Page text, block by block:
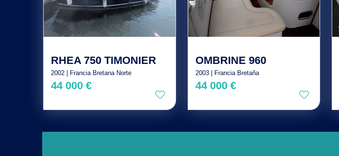
RHEA 750 TIMONIER
2002 | Francia Bretana Norte
44 000 €
OMBRINE 960
2003 | Francia Bretaña
44 000 €